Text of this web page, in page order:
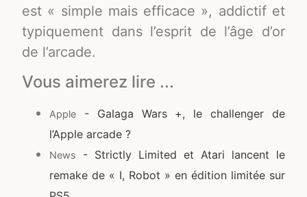
est « simple mais efficace », addictif et
typiquement dans l’esprit de l’âge d’or
de l’arcade.
Vous aimerez lire ...
Apple
- Galaga Wars +, le challenger de
l’Apple arcade ?
News
- Strictly Limited et Atari lancent le
remake de « I, Robot » en édition limitée sur